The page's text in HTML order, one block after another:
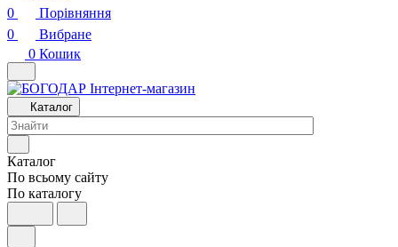
0
Порівняння
0
Вибране
0 Кошик
Каталог
Каталог
По всьому сайту
По каталогу